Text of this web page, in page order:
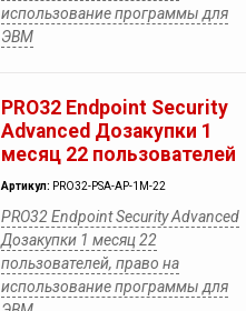
использование программы для
ЭВМ
PRO32 Endpoint Security
Advanced Дозакупки 1
месяц 22 пользователей
Артикул: PRO32-PSA-AP-1M-22
PRO32 Endpoint Security Advanced
Дозакупки 1 месяц 22
пользователей, право на
использование программы для